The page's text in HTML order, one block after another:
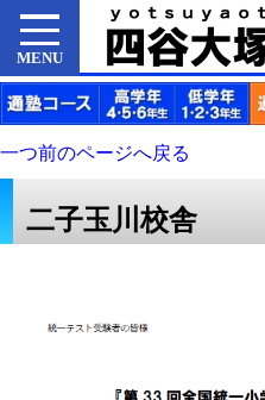
MENU
一つ前のページへ戻る
二子玉川校舎